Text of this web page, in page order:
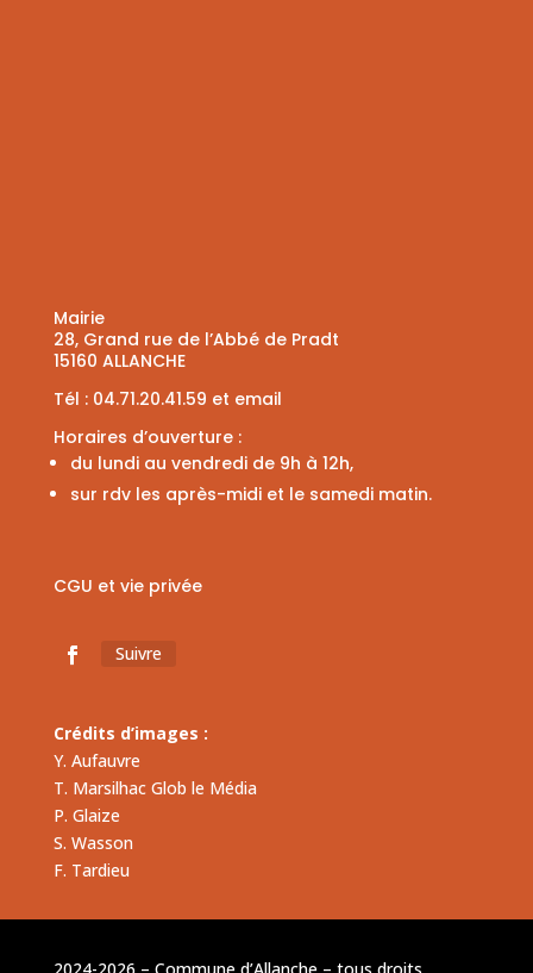
Mairie
28, Grand rue de l’Abbé de Pradt
15160 ALLANCHE
Tél : 04.71.20.41.59 et email
Horaires d’ouverture :
du lundi au vendredi de 9h à 12h,
sur rdv les après-midi et le samedi matin.
CGU et vie privée
Suivre
Crédits d’images :
Y. Aufauvre
T. Marsilhac Glob le Média
P. Glaize
S. Wasson
F. Tardieu